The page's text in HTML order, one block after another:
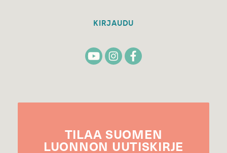
KIRJAUDU
TILAA SUOMEN
LUONNON UUTIS­KIRJE